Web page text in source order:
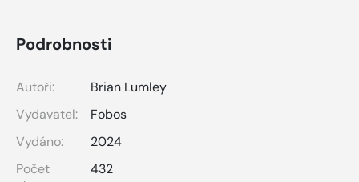
Podrobnosti
Autoři:
Brian Lumley
Vydavatel:
Fobos
Vydáno:
2024
Počet
432